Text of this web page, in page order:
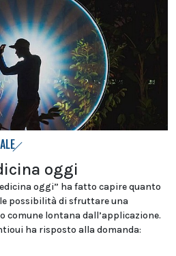
oggi
oggi” ha fatto capire quanto
possibilità di sfruttare una
lontana dall’applicazione.
ha risposto alla domanda: